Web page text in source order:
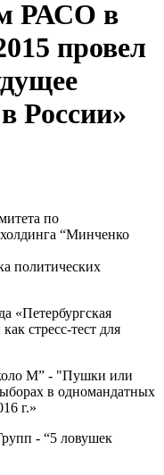
РАСО в
провел
России»
по
“Минченко
политических
«Петербургская
стресс-тест для
М” - "Пушки или
в одномандатных
г.»
- “5 ловушек